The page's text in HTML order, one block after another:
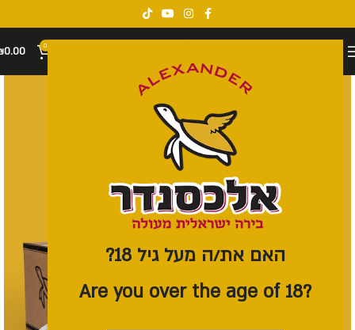
האם את/ה מעל גיל 18?
?Are you over the age of 18
0
0.00